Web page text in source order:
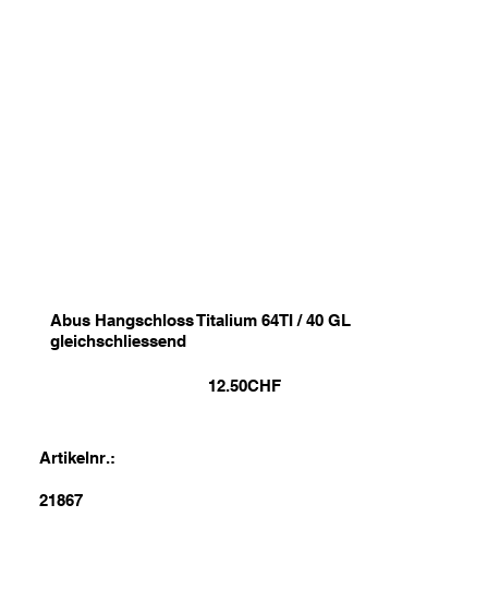
Abus Hangschloss Titalium 64TI / 40 GL
gleichschliessend
12.50CHF
Artikelnr.:
21867